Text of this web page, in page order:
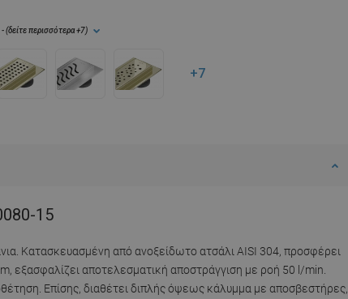
- (δείτε περισσότερα+7)
+7
15
Κατασκευασμένη από ανοξείδωτο ατσάλι AISI 304, προσφέρει
εξασφαλίζει αποτελεσματική αποστράγγιση με ροή 50 l/min.
Επίσης, διαθέτει διπλής όψεως κάλυμμα με αποσβεστήρες,